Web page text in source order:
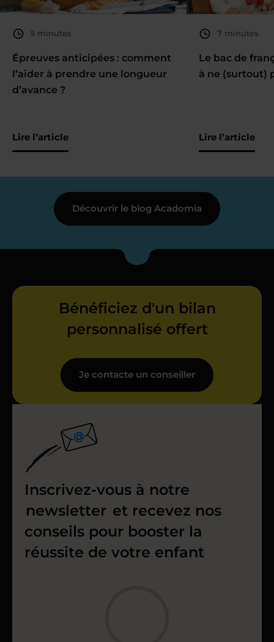
5 minutes
Épreuves anticipées : comment
l’aider à prendre une longueur
d’avance ?
Lire l’article
7 minutes
Le bac de
à ne (surtout)
Lire l’article
Découvrir le blog Acadomia
Bénéficiez d'un bilan
personnalisé offert
Je contacte un conseiller
Inscrivez-vous à notre
newsletter et recevez nos
conseils pour booster la
réussite de votre enfant